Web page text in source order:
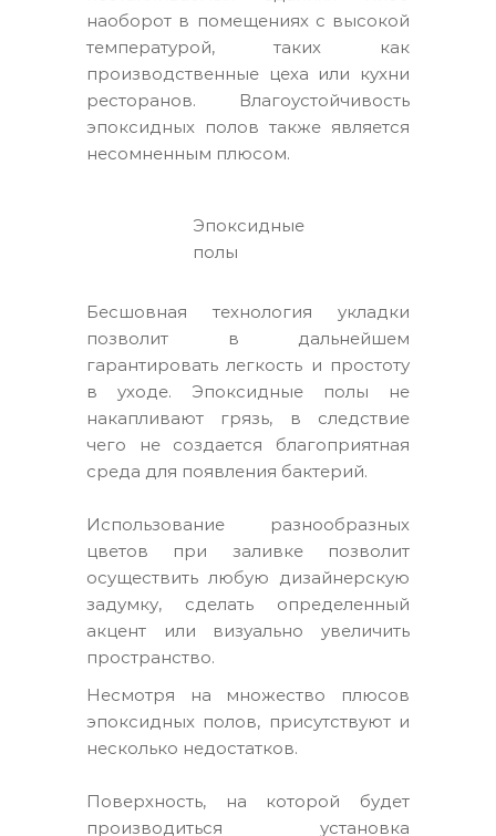
наоборот в помещениях с высокой
температурой, таких как
производственные цеха или кухни
ресторанов. Влагоустойчивость
эпоксидных полов также является
несомненным плюсом.
Эпоксидные
полы
Бесшовная технология укладки
позволит в дальнейшем
гарантировать легкость и простоту
в уходе. Эпоксидные полы не
накапливают грязь, в следствие
чего не создается благоприятная
среда для появления бактерий.
Использование разнообразных
цветов при заливке позволит
осуществить любую дизайнерскую
задумку, сделать определенный
акцент или визуально увеличить
пространство.
Несмотря на множество плюсов
эпоксидных полов, присутствуют и
несколько недостатков.
Поверхность, на которой будет
производиться установка